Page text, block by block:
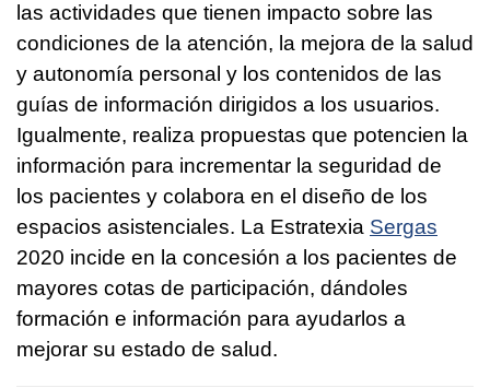
las actividades que tienen impacto sobre las
condiciones de la atención, la mejora de la salud
y autonomía personal y los contenidos de las
guías de información dirigidos a los usuarios.
Igualmente, realiza propuestas que potencien la
información para incrementar la seguridad de
los pacientes y colabora en el diseño de los
espacios asistenciales. La Estratexia Sergas
2020 incide en la concesión a los pacientes de
mayores cotas de participación, dándoles
formación e información para ayudarlos a
mejorar su estado de salud.